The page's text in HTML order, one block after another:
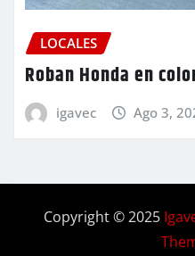
LOCALES
Roban Honda en
igavec Ago 3,
Copyright © 2025